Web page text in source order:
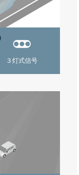
３灯式信号